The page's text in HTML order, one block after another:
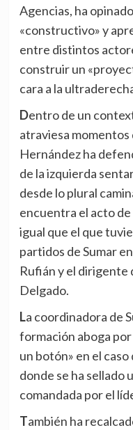
Agencias, ha
«constructivo» y
entre distintos
construir un
cara a la
Dentro de un contexto en el que el «mundo
atraviesa momentos
Hernández ha
de la izquierda
desde lo plural
encuentra el acto
igual que el que
partidos de Sumar
Rufián y el dirigente
Delgado.
La coordinadora de Sumar ha subrayado que su
formación aboga
un botón» en el
donde se ha sellado
comandada por el
También ha recalcado que la izquierda no falta